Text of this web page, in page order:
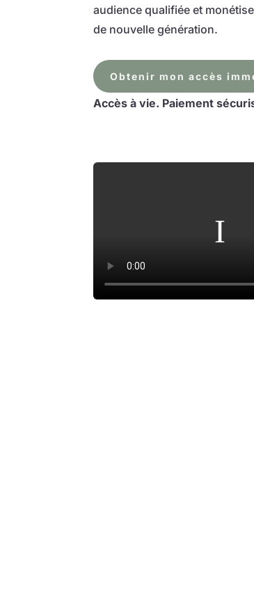
audience qualifiée et
de nouvelle génération.
Obtenir mon accès
Accès à vie. Paiement